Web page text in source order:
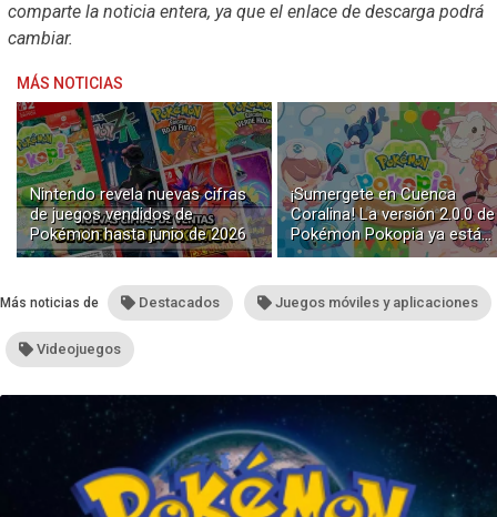
comparte la noticia entera, ya que el enlace de descarga podrá
cambiar.
MÁS NOTICIAS
Nintendo revela nuevas cifras
de juegos vendidos de
Pokémon hasta junio de 2026
¡Sumergete en Cuenca
Coralina! La versión 2.0.0 de
Pokémon Pokopia ya está
disponible con buceo y
Más noticias de Destacados Juegos móviles y aplicaciones
Videojuegos